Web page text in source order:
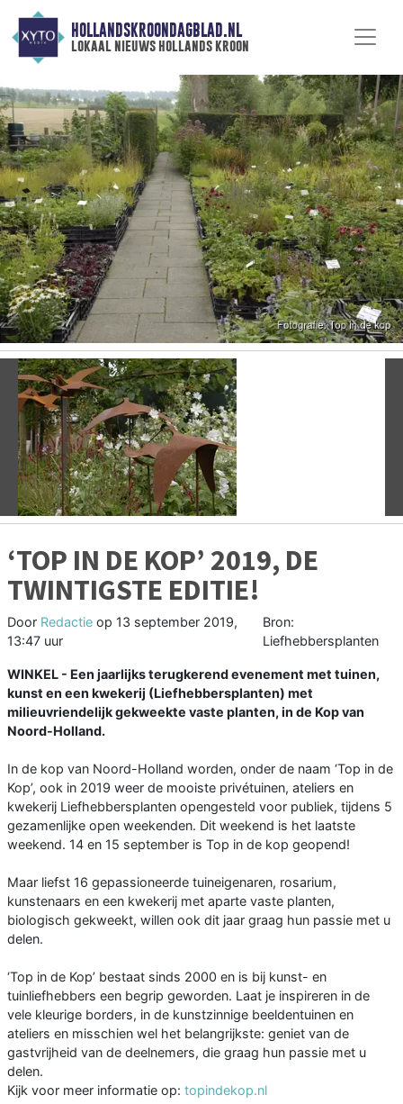
HOLLANDSKROONDAGBLAD.NL
lokaal nieuws hollands kroon
Vorige
‘TOP IN DE KOP’ 2019, DE
TWINTIGSTE EDITIE!
Door Redactie op 13 september 2019,
13:47 uur
Bron:
Liefhebbersplanten
WINKEL - Een jaarlijks terugkerend evenement met tuinen,
kunst en een kwekerij (Liefhebbersplanten) met
milieuvriendelijk gekweekte vaste planten, in de Kop van
Noord-Holland.
In de kop van Noord-Holland worden, onder de naam ‘Top in de
Kop’, ook in 2019 weer de mooiste privétuinen, ateliers en
kwekerij Liefhebbersplanten opengesteld voor publiek, tijdens 5
gezamenlijke open weekenden. Dit weekend is het laatste
weekend. 14 en 15 september is Top in de kop geopend!
Maar liefst 16 gepassioneerde tuineigenaren, rosarium,
kunstenaars en een kwekerij met aparte vaste planten,
biologisch gekweekt, willen ook dit jaar graag hun passie met u
delen.
‘Top in de Kop’ bestaat sinds 2000 en is bij kunst- en
tuinliefhebbers een begrip geworden. Laat je inspireren in de
vele kleurige borders, in de kunstzinnige beeldentuinen en
ateliers en misschien wel het belangrijkste: geniet van de
gastvrijheid van de deelnemers, die graag hun passie met u
delen.
Kijk voor meer informatie op: topindekop.nl